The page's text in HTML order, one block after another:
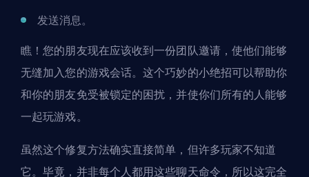
发送消息。
瞧！您的朋友现在应该收到一份团队邀请，使他们能够
无缝加入您的游戏会话。这个巧妙的小绝招可以帮助你
和你的朋友免受被锁定的困扰，并使你们所有的人能够
一起玩游戏。
虽然这个修复方法确实直接简单，但许多玩家不知道
它。毕竟，并非每个人都用这些聊天命令，所以这完全